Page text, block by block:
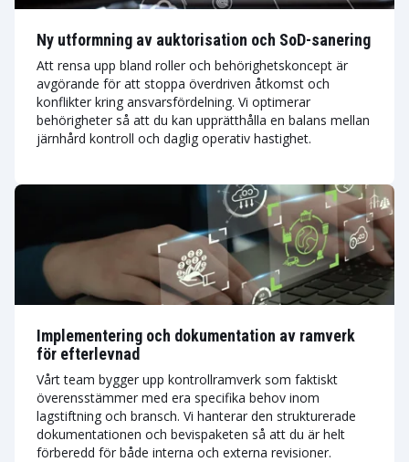
Ny utformning av auktorisation och SoD-sanering
Att rensa upp bland roller och behörighetskoncept är
avgörande för att stoppa överdriven åtkomst och
konflikter kring ansvarsfördelning. Vi optimerar
behörigheter så att du kan upprätthålla en balans mellan
järnhård kontroll och daglig operativ hastighet.
Implementering och dokumentation av ramverk
för efterlevnad
Vårt team bygger upp kontrollramverk som faktiskt
överensstämmer med era specifika behov inom
lagstiftning och bransch. Vi hanterar den strukturerade
dokumentationen och bevispaketen så att du är helt
förberedd för både interna och externa revisioner.